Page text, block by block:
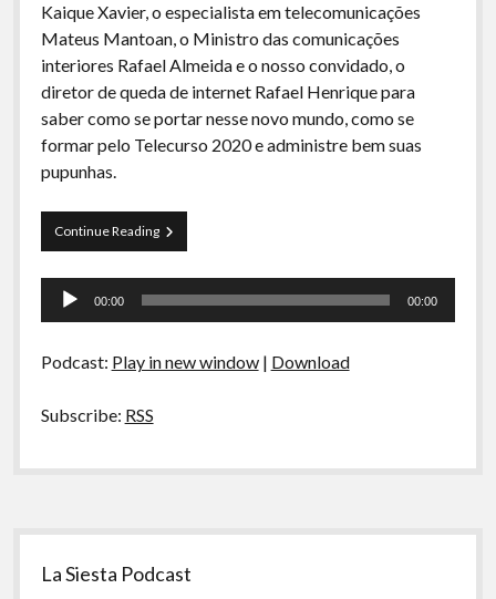
A Ripa É a Lei
Especiais
Preliminares
Kaique Xavier, o especialista em telecomunicações
Mateus Mantoan, o Ministro das comunicações
interiores Rafael Almeida e o nosso convidado, o
diretor de queda de internet Rafael Henrique para
saber como se portar nesse novo mundo, como se
formar pelo Telecurso 2020 e administre bem suas
pupunhas.
Continue ReadingArquivos
CDR
se
acabasse
Tocador
00:00 00:00
Podcast: Play in new window| Download
Subscribe: RSS
Sidebar
La Siesta Podcast